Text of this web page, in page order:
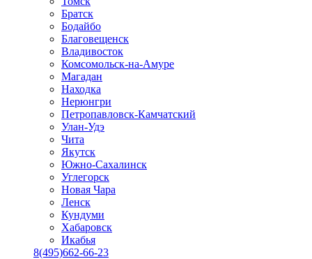
Братск
Бодайбо
Благовещенск
Владивосток
Комсомольск-на-Амуре
Магадан
Находка
Нерюнгри
Петропавловск-Камчатский
Улан-Удэ
Чита
Якутск
Южно-Сахалинск
Углегорск
Новая Чара
Ленск
Кундуми
Хабаровск
Икабья
8(495)662-66-23